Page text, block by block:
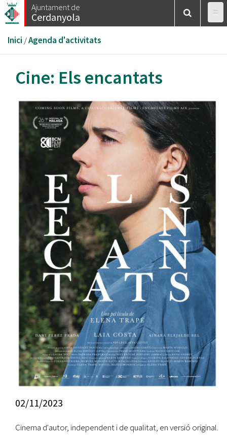
Vés
al
Ajuntament de
Cerdanyola
Esteu
aquí
Inici /Agenda d'activitats
Cine: Els encantats
02/11/2023
Cinema d'autor, independent i de qualitat, en versió original.